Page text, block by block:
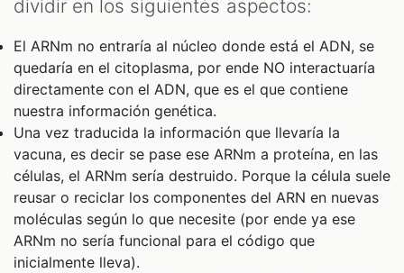
dividir en los siguientes aspectos:
El ARNm no entraría al núcleo donde está el ADN, se
quedaría en el citoplasma, por ende NO interactuaría
directamente con el ADN, que es el que contiene
nuestra información genética.
Una vez traducida la información que llevaría la
vacuna, es decir se pase ese ARNm a proteína, en las
células, el ARNm sería destruido. Porque la célula suele
reusar o reciclar los componentes del ARN en nuevas
moléculas según lo que necesite (por ende ya ese
ARNm no sería funcional para el código que
inicialmente lleva).